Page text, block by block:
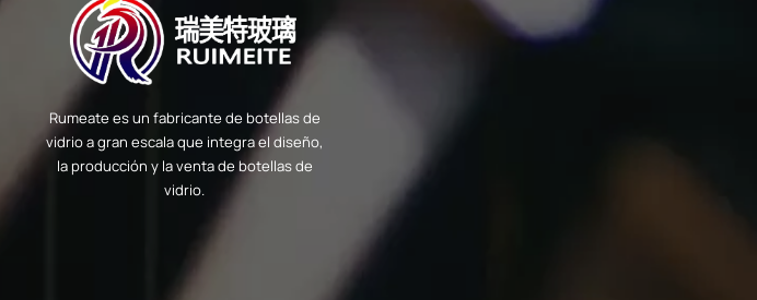
Rumeate es un fabricante de botellas de
vidrio a gran escala que integra el diseño,
la producción y la venta de botellas de
vidrio.